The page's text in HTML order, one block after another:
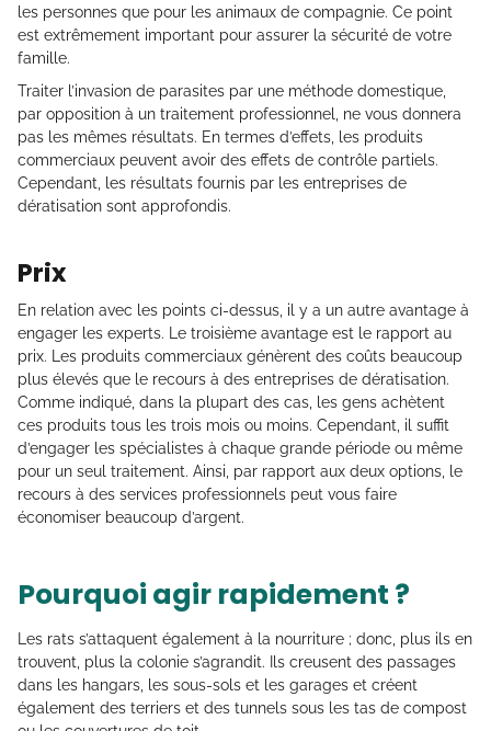
les personnes que pour les animaux de compagnie. Ce point
est extrêmement important pour assurer la sécurité de votre
famille.
Traiter l’invasion de parasites par une méthode domestique,
par opposition à un traitement professionnel, ne vous donnera
pas les mêmes résultats. En termes d’effets, les produits
commerciaux peuvent avoir des effets de contrôle partiels.
Cependant, les résultats fournis par les entreprises de
dératisation sont approfondis.
Prix
En relation avec les points ci-dessus, il y a un autre avantage à
engager les experts. Le troisième avantage est le rapport au
prix. Les produits commerciaux génèrent des coûts beaucoup
plus élevés que le recours à des entreprises de dératisation.
Comme indiqué, dans la plupart des cas, les gens achètent
ces produits tous les trois mois ou moins. Cependant, il suffit
d’engager les spécialistes à chaque grande période ou même
pour un seul traitement. Ainsi, par rapport aux deux options, le
recours à des services professionnels peut vous faire
économiser beaucoup d’argent.
Pourquoi agir rapidement ?
Les rats s’attaquent également à la nourriture ; donc, plus ils en
trouvent, plus la colonie s’agrandit. Ils creusent des passages
dans les hangars, les sous-sols et les garages et créent
également des terriers et des tunnels sous les tas de compost